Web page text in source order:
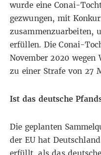
wurde eine Conai-
gezwungen, mit
zusammenzuarbeiten,
erfüllen. Die Conai-
November 2020 wegen
zu einer Strafe von 27
Ist das deutsche
Die geplanten
der EU hat